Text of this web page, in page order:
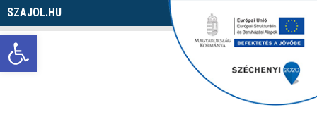
Eszköztár megnyitása
SZAJOL.HU